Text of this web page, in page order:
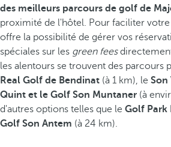
des meilleurs parcours de golf de
proximité de l'hôtel. Pour faciliter
offre la possibilité de gérer vos
spéciales sur les green fees
les alentours se trouvent des parcours
Real Golf de Bendinat (à 1 km), le Son
Quint et le Golf Son Muntaner (à
d'autres options telles que le Golf Park
Golf Son Antem (à 24 km).